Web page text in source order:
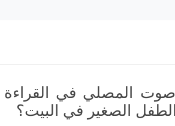
المصلي في القراءة
الطفل الصغير في البيت؟